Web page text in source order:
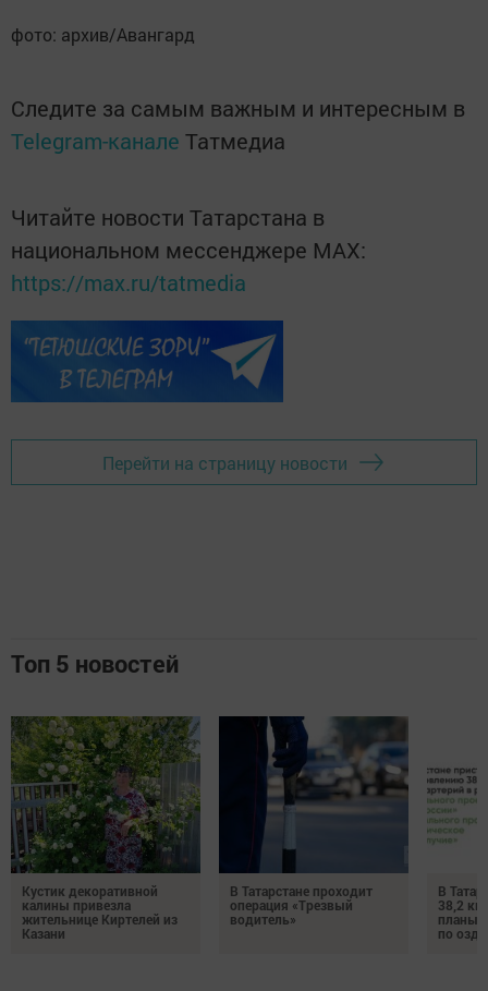
фото: архив/Авангард
Следите за самым важным и интересным в
Telegram-канале Татмедиа
Читайте новости Татарстана в
национальном мессенджере MАХ:
https://max.ru/tatmedia
Перейти на страницу новости
Топ 5 новостей
Кустик декоративной
калины привезла
жительнице Киртелей из
Казани
В Татарстане проходит
операция «Трезвый
водитель»
В
38,2 км
планы
по